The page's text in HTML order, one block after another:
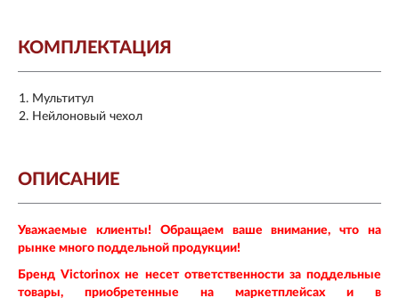
КОМПЛЕКТАЦИЯ
Мультитул
Нейлоновый чехол
ОПИСАНИЕ
Уважаемые клиенты! Обращаем ваше внимание, что на
рынке много поддельной продукции!
Бренд Victorinox не несет ответственности за поддельные
товары, приобретенные на маркетплейсах и в